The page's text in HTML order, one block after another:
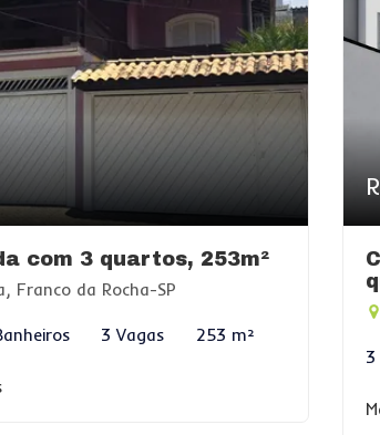
com 3 quartos, 253m²
Franco da Rocha-SP
3 Vagas 253 m²